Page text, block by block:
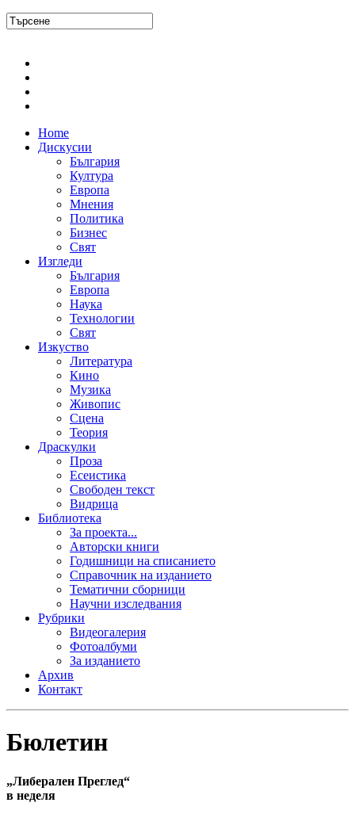
Home
Дискусии
България
Култура
Европа
Мнения
Политика
Бизнес
Свят
Изгледи
България
Европа
Наука
Технологии
Свят
Изкуство
Литература
Кино
Музика
Живопис
Сцена
Теория
Драскулки
Проза
Есеистика
Свободен текст
Видрица
Библиотека
За проекта...
Авторски книги
Годишници на списанието
Справочник на изданието
Тематични сборници
Научни изследвания
Рубрики
Видеогалерия
Фотоалбуми
За изданието
Архив
Контакт
Бюлетин
„Либерален Преглед“
в неделя